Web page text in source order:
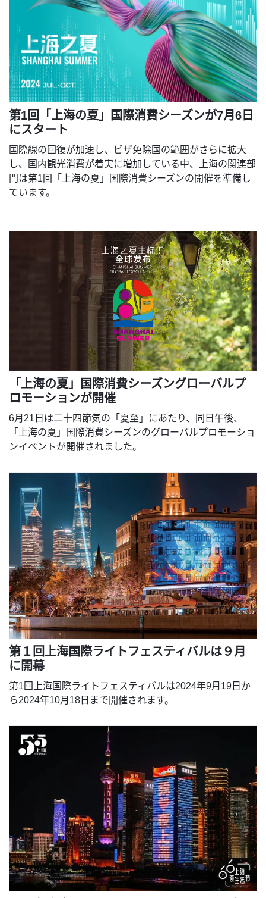
第1回「上海の夏」国際消費シーズンが7月6日
にスタート
国際線の回復が加速し、ビザ免除国の範囲がさらに拡大
し、国内観光消費が着実に増加している中、上海の関連部
門は第1回「上海の夏」国際消費シーズンの開催を準備し
ています。
「上海の夏」国際消費シーズングローバルプ
ロモーションが開催
6月21日は二十四節気の「夏至」にあたり、同日午後、
「上海の夏」国際消費シーズンのグローバルプロモーショ
ンイベントが開催されました。
第１回上海国際ライトフェスティバルは９月
に開幕
第1回上海国際ライトフェスティバルは2024年9月19日か
ら2024年10月18日まで開催されます。